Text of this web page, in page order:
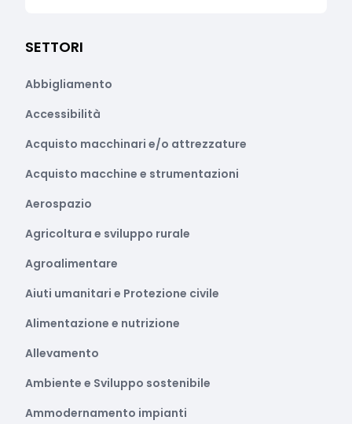
SETTORI
Abbigliamento
Accessibilità
Acquisto macchinari e/o attrezzature
Acquisto macchine e strumentazioni
Aerospazio
Agricoltura e sviluppo rurale
Agroalimentare
Aiuti umanitari e Protezione civile
Alimentazione e nutrizione
Allevamento
Ambiente e Sviluppo sostenibile
Ammodernamento impianti